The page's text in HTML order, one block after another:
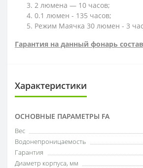
2 люмена — 10 часов;
0.1 люмен - 135 часов;
Режим Маячка 30 люмен - 3
Гарантия на данный фонарь
Характеристики
ОСНОВНЫЕ ПАРАМЕТРЫ FA
Вес
Водонепроницаемость
Гарантия
Диаметр корпуса, мм